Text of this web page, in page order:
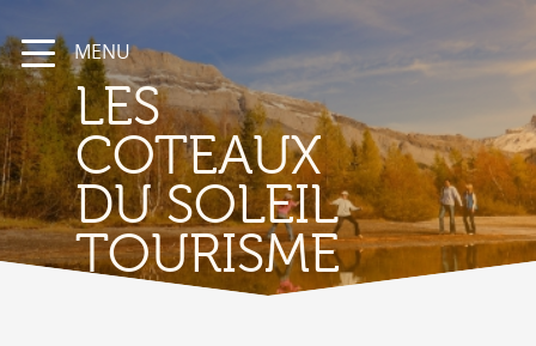
MENU
LES
COTEAUX
DU SOLEIL
TOURISME